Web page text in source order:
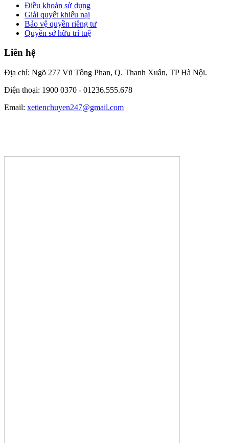
Điều khoản sử dụng
Giải quyết khiếu nại
Bảo vệ quyền riêng tư
Quyền sở hữu trí tuệ
Liên hệ
Địa chỉ: Ngõ 277 Vũ Tông Phan, Q. Thanh Xuân, TP Hà Nội.
Điện thoại: 1900 0370 - 01236.555.678
Email: xetienchuyen247@gmail.com